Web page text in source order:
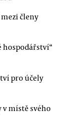
členy
hospodářství“
pro účely
v místě svého